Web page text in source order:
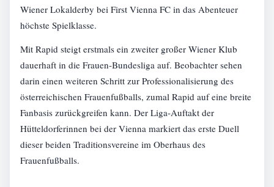
Wiener Lokalderby bei First Vienna FC in das Abenteuer
höchste Spielklasse.
Mit Rapid steigt erstmals ein zweiter großer Wiener Klub
dauerhaft in die Frauen-Bundesliga auf. Beobachter sehen
darin einen weiteren Schritt zur Professionalisierung des
österreichischen Frauenfußballs, zumal Rapid auf eine breite
Fanbasis zurückgreifen kann. Der Liga-Auftakt der
Hütteldorferinnen bei der Vienna markiert das erste Duell
dieser beiden Traditionsvereine im Oberhaus des
Frauenfußballs.